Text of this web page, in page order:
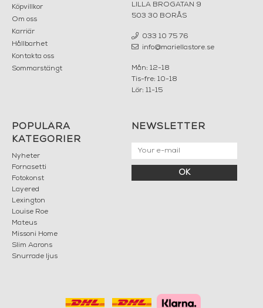
Köpvillkor
Om oss
Karriär
Hållbarhet
Kontakta oss
Sommarstängt
LILLA BROGATAN 9
503 30 BORÅS
033 10 75 76
info@mariellastore.se
Mån: 12-18
Tis-fre: 10-18
Lör: 11-15
POPULÄRA
KATEGORIER
Nyheter
Fornasetti
Fotokonst
Layered
Lexington
Louise Roe
Mateus
Missoni Home
Slim Aarons
Snurrade ljus
NEWSLETTER
OK